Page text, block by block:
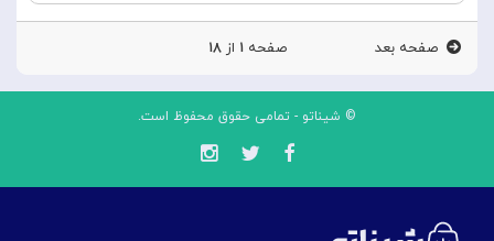
صفحه بعد صفحه۱ از۱۸
© شیناتو - تمامی حقوق محفوظ است.